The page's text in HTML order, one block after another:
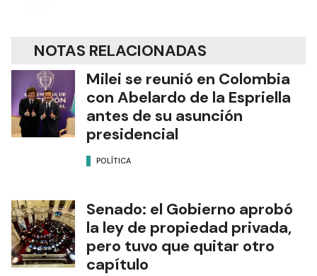
NOTAS RELACIONADAS
Milei se reunió en Colombia
con Abelardo de la Espriella
antes de su asunción
presidencial
POLÍTICA
Senado: el Gobierno aprobó
la ley de propiedad privada,
pero tuvo que quitar otro
capítulo